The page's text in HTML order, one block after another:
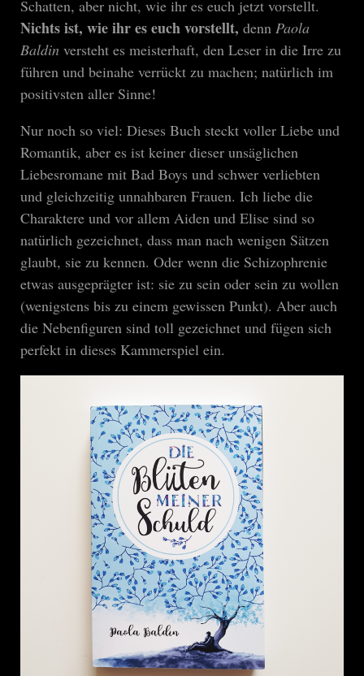
Schatten, aber nicht, wie ihr es euch jetzt vorstellt.
Nichts ist, wie ihr es euch vorstellt, denn Paola
Baldin versteht es meisterhaft, den Leser in die Irre zu
führen und beinahe verrückt zu machen; natürlich im
positivsten aller Sinne!
Nur noch so viel: Dieses Buch steckt voller Liebe und
Romantik, aber es ist keiner dieser unsäglichen
Liebesromane mit Bad Boys und schwer verliebten
und gleichzeitig unnahbaren Frauen. Ich liebe die
Charaktere und vor allem Aiden und Elise sind so
natürlich gezeichnet, dass man nach wenigen Sätzen
glaubt, sie zu kennen. Oder wenn die Schizophrenie
etwas ausgeprägter ist: sie zu sein oder sein zu wollen
(wenigstens bis zu einem gewissen Punkt). Aber auch
die Nebenfiguren sind toll gezeichnet und fügen sich
perfekt in dieses Kammerspiel ein.